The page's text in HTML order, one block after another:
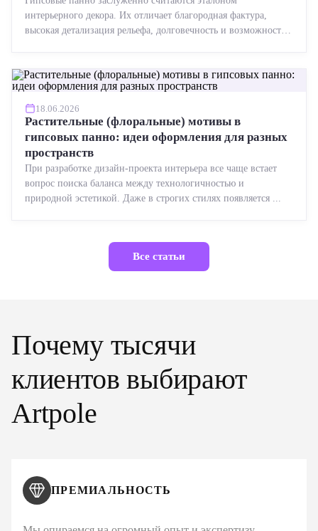
интерьерного декора. Их отличает благородная фактура,
высокая детализация рельефа, долговечность и возможность
18.06.2026
Растительные (флоральные) мотивы в
гипсовых панно: идеи оформления для разных
пространств
При разработке дизайн-проекта интерьера все чаще встает
вопрос поиска баланса между технологичностью и
природной эстетикой. Даже в строгих стилях появляется ...
Все статьи
Почему тысячи
клиентов выбирают
Artpole
ПРЕМИАЛЬНОСТЬ